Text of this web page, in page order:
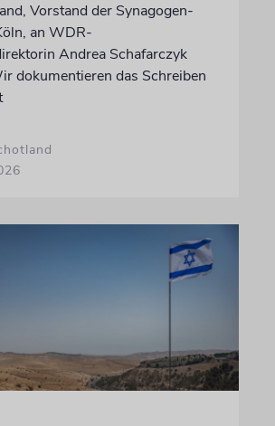
Vorstand der Synagogen-
an WDR-
Andrea Schafarczyk
dokumentieren das Schreiben